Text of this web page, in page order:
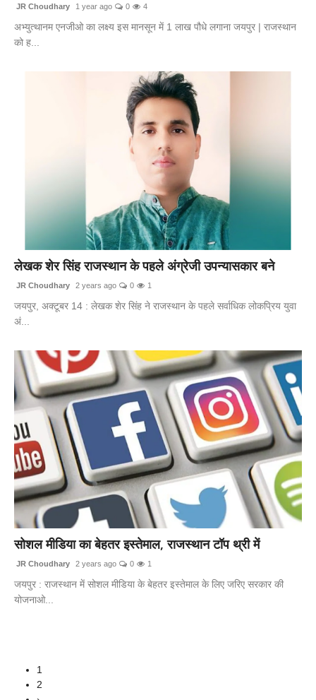
JR Choudhary 1 year ago 0 4
अभ्युत्थानम एनजीओ का लक्ष्य इस मानसून में 1 लाख पौधे लगाना जयपुर | राजस्थान
को ह...
लेखक शेर सिंह राजस्थान के पहले अंग्रेजी उपन्यासकार बने
JR Choudhary 2 years ago 0 1
जयपुर, अक्टूबर 14 : लेखक शेर सिंह ने राजस्थान के पहले सर्वाधिक लोकप्रिय युवा
अं...
सोशल मीडिया का बेहतर इस्तेमाल, राजस्थान टॉप थ्री में
JR Choudhary 2 years ago 0 1
जयपुर : राजस्थान में सोशल मीडिया के बेहतर इस्तेमाल के लिए जरिए सरकार की
योजनाओ...
1
2